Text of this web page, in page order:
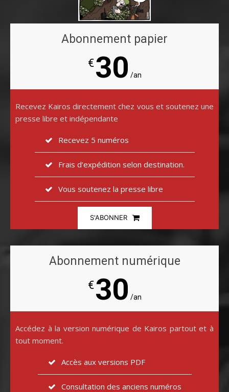
Abonnement papier
€30 /an
Recevez Kairos directement chez vous et soutenez une
presse libre et indépendante
Recevez 5 numéros
Frais d’expédition selon destination.
Vous soutenez la presse libre
S'ABONNER
Abonnement numérique
€30 /an
Accédez à la version numérique de Kairos partout et à
tout moment.
Accès aux versions PDF
Consultation des anciens numéros